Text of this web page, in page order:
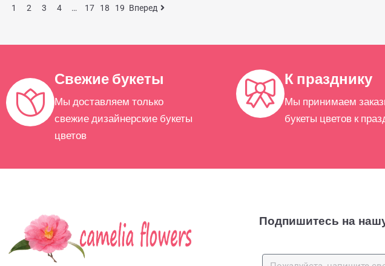
1 2 3 4 … 17 18 19 Вперед
Свежие букеты
Мы доставляем только
свежие дизайнерские букеты
цветов
К празднику
Мы принимаем
букеты цветов к
Подпишитесь на